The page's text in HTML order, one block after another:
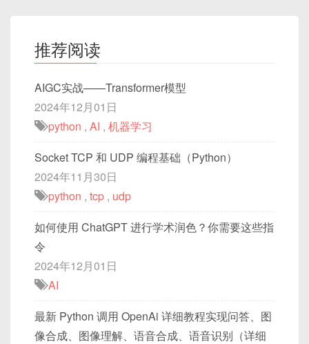
推荐阅读
AIGC实战——Transformer模型
2024年12月01日
python , AI , 机器学习
Socket TCP 和 UDP 编程基础（Python）
2024年11月30日
python , tcp , udp
如何使用 ChatGPT 进行学术润色？你需要这些指
令
2024年12月01日
AI
最新 Python 调用 OpenAi 详细教程实现问答、图
像合成、图像理解、语音合成、语音识别（详细